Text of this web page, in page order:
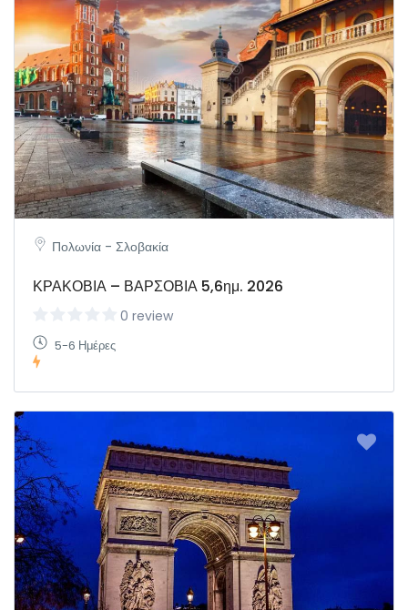
Πολωνία - Σλοβακία
ΚΡΑΚΟΒΙΑ – ΒΑΡΣΟΒΙΑ 5,6ημ. 2026
0 review
5-6 Ημέρες